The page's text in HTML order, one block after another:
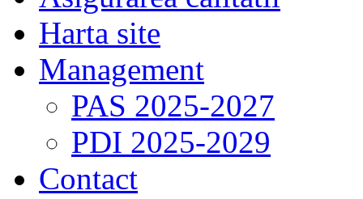
Harta site
Management
PAS 2025-2027
PDI 2025-2029
Contact